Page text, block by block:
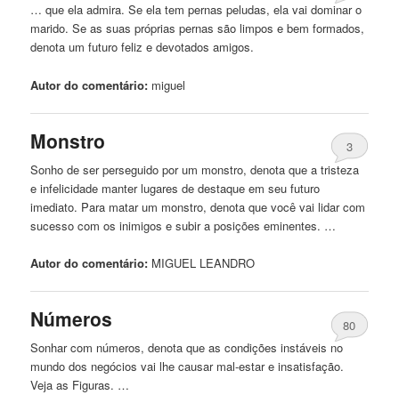
… que ela admira. Se ela tem pernas peludas, ela vai dominar o
marido. Se as suas próprias pernassão limpos e bem formados,
denota um futuro feliz e devotados amigos.
Autor do comentário: miguel
Monstro
3
Sonho de ser perseguido por um monstro, denota que a tristeza
e infelicidade manter lugares de destaque em seu futuro
imediato. Para matar um monstro, denota que você vai lidar com
sucesso com os inimigos e subir a posições eminentes. …
Autor do comentário: MIGUEL LEANDRO
Números
80
Sonhar com números, denota que as condições instáveis ​​no
mundo dos negócios vai lhe causar mal-estar e insatisfação.
Veja as Figuras. …